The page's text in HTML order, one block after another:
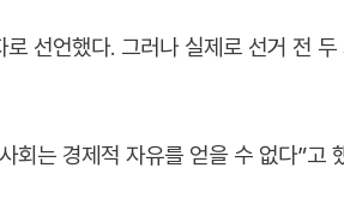
선언했다. 그러나 실제로 선거 전
는 경제적 자유를 얻을 수 없다”고